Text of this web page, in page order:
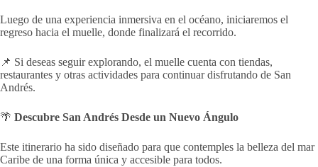
Luego de una experiencia inmersiva en el océano, iniciaremos el
regreso hacia el muelle, donde finalizará el recorrido.
📌 Si deseas seguir explorando, el muelle cuenta con tiendas,
restaurantes y otras actividades para continuar disfrutando de San
Andrés.
🌴 Descubre San Andrés Desde un Nuevo Ángulo
Este itinerario ha sido diseñado para que contemples la belleza del mar
Caribe de una forma única y accesible para todos.